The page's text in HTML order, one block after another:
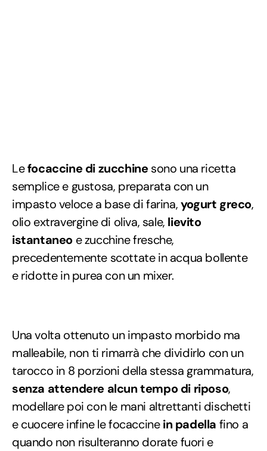
Lefocaccine di zucchinesono una ricetta
semplice e gustosa, preparata con un
impasto veloce a base di farina,yogurt greco,
olio extravergine di oliva, sale, lievito
istantaneo e zucchine fresche,
precedentemente scottate in acqua bollente
e ridotte in purea con un mixer.
Una volta ottenuto un impasto morbido ma
malleabile, non ti rimarrà che dividirlo con un
tarocco in 8 porzioni della stessa grammatura,
senza attendere alcun tempo di riposo,
modellare poi con le mani altrettanti dischetti
e cuocere infine le focaccinein padella fino a
quando non risulteranno dorate fuori e